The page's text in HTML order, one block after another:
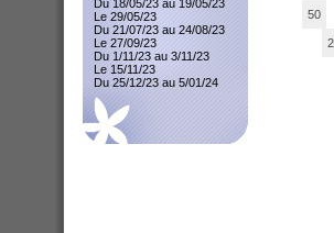
50
Du 18/05/23 au 19/05/23
Le 29/05/23
Du 21/07/23 au 24/08/23
Le 27/09/23
Du 1/11/23 au 3/11/23
Le 15/11/23
Du 25/12/23 au 5/01/24